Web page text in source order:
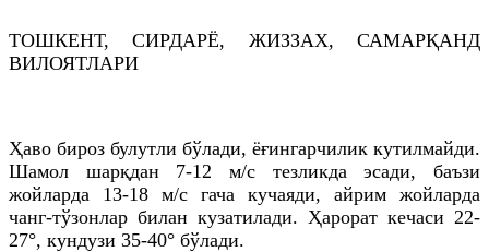
ТОШКEНТ, СИРДАРЁ, ЖИЗЗАХ, САМАРҚАНД
ВИЛОЯТЛАРИ
Ҳаво бироз булутли бўлади, ёғингарчилик кутилмайди.
Шамол шарқдан 7-12 м/с тезликда эсади, баъзи
жойларда 13-18 м/с гача кучаяди, айрим жойларда
чанг-тўзонлар билан кузатилади. Ҳарорат кечаси 22-
27°, кундузи 35-40° бўлади.